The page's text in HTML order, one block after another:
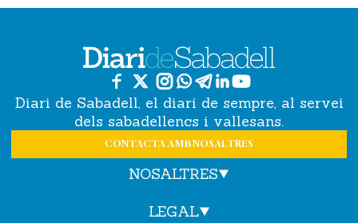
Diari de Sabadell, el diari de sempre, al servei
dels sabadellencs i vallesans.
CONTACTA AMB NOSALTRES
NOSALTRES
LEGAL